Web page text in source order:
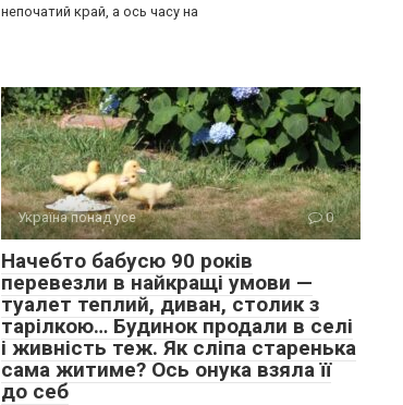
непочатий край, а ось часу на
Україна понад усе 0
Начебто бабусю 90 років
перевезли в найкращі умови —
туалет теплий, диван, столик з
тарілкою… Будинок продали в селі
і живність теж. Як сліпа старенька
сама житиме? Ось онука взяла її
до себ